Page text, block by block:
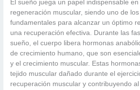
El sueño juega un papel indispensable
regeneración muscular, siendo uno de
fundamentales para alcanzar un óptimo
una recuperación efectiva. Durante las
sueño, el cuerpo libera hormonas
de crecimiento humano, que son
y el crecimiento muscular. Estas
tejido muscular dañado durante el
recuperación muscular y contribuyendo